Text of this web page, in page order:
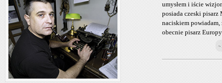
umysłem i iście
posiada czeski pisarz
naciskiem
obecnie pisarz